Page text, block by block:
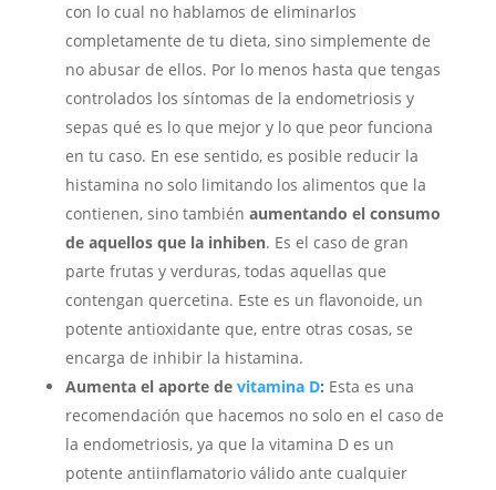
con lo cual no hablamos de eliminarlos
completamente de tu dieta, sino simplemente de
no abusar de ellos. Por lo menos hasta que tengas
controlados los síntomas de la endometriosis y
sepas qué es lo que mejor y lo que peor funciona
en tu caso. En ese sentido, es posible reducir la
histamina no solo limitando los alimentos que la
contienen, sino también aumentando el consumo
de aquellos que la inhiben. Es el caso de gran
parte frutas y verduras, todas aquellas que
contengan quercetina. Este es un flavonoide, un
potente antioxidante que, entre otras cosas, se
encarga de inhibir la histamina.
Aumenta el aporte de vitamina D: Esta es una
recomendación que hacemos no solo en el caso de
la endometriosis, ya que la vitamina D es un
potente antiinflamatorio válido ante cualquier